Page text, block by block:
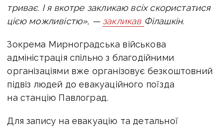
триває. І я вкотре закликаю всіх скористатися
цією можливістю», — закликав Філашкін.
Зокрема Мирноградська військова
адміністрація спільно з благодійними
організаціями вже організовує безкоштовний
підвіз людей до евакуаційного поїзда
на станцію Павлоград.
Для запису на евакуацію та детальної